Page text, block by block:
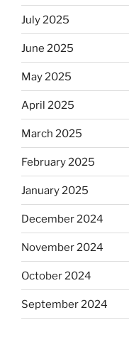
July 2025
June 2025
May 2025
April 2025
March 2025
February 2025
January 2025
December 2024
November 2024
October 2024
September 2024